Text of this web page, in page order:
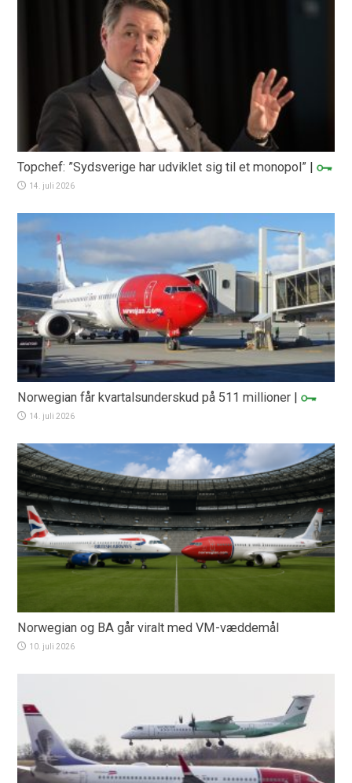
Topchef: ”Sydsverige har udviklet sig til et monopol” |
14. juli 2026
Norwegian får kvartalsunderskud på 511 millioner |
14. juli 2026
Norwegian og BA går viralt med VM-væddemål
10. juli 2026